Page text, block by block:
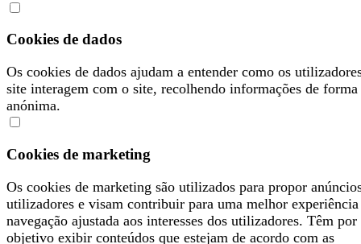
Cookies de dados
Os cookies de dados ajudam a entender como os
site interagem com o site, recolhendo informações de forma
anónima.
Cookies de marketing
Os cookies de marketing são utilizados para propor
utilizadores e visam contribuir para uma melhor experiência
navegação ajustada aos interesses dos utilizadores. Têm por
objetivo exibir conteúdos que estejam de acordo com as